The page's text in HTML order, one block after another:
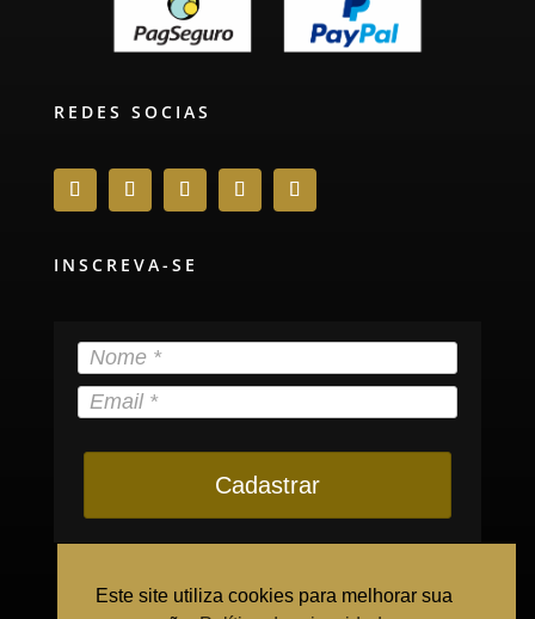
REDES SOCIAS
INSCREVA-SE
Cadastrar
Este site utiliza cookies para melhorar sua